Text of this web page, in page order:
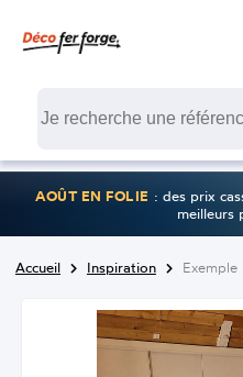
AOÛT EN FOLIE : des prix
meilleurs
Accueil Inspiration Exemple